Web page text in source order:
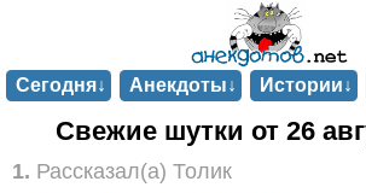
Сегодня↓ Анекдоты↓ Истории↓
Свежие шутки от 26
1. Рассказал(а) Толик